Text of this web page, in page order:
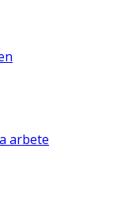
arbete